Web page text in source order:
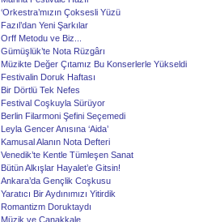
‘Orkestra’mızın Çoksesli Yüzü
Fazıl’dan Yeni Şarkılar
Orff Metodu ve Biz...
Gümüşlük’te Nota Rüzgârı
Müzikte Değer Çıtamız Bu Konserlerle Yükseldi
Festivalin Doruk Haftası
Bir Dörtlü Tek Nefes
Festival Coşkuyla Sürüyor
Berlin Filarmoni Şefini Seçemedi
Leyla Gencer Anısına ‘Aida’
Kamusal Alanın Nota Defteri
Venedik’te Kentle Tümleşen Sanat
Bütün Alkışlar Hayalet’e Gitsin!
Ankara’da Gençlik Coşkusu
Yaratıcı Bir Aydınımızı Yitirdik
Romantizm Doruktaydı
Müzik ve Çanakkale...